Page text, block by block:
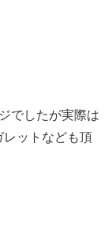
でしたが実際は
ットなども頂